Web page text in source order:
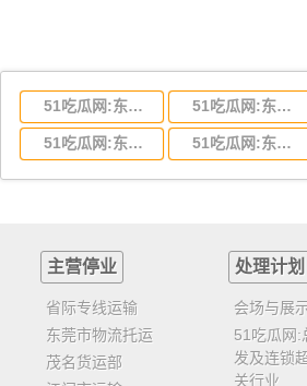
51吃瓜网:东莞到湖北省物流专线,东莞到湖北省物流公司 51吃瓜网:东莞到河南省物流专线,东莞到河南省物流公司
51吃瓜网:东莞到云南省物流运输,东莞到云南省物流公司 51吃瓜网:东莞到江西省物流专线,东莞到江西省物流公司
主营停业
省际专线运输
东莞市物流托运
茂名货运部
处理计划
会场与展
51吃瓜网:
发及连锁
关行业